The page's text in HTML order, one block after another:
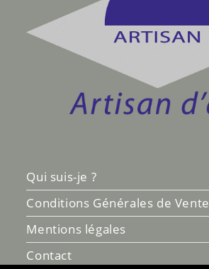
Qui suis-je ?
Conditions Générales de Vente
Mentions légales
Contact